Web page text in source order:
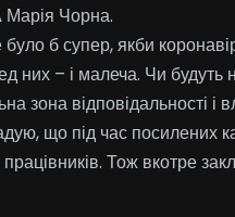
Чорна.
було б супер, якби
них – і малеча. Чи будуть
зона відповідальності і
що під час посилених
Тож вкотре